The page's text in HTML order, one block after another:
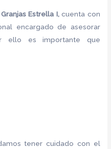
Estrella I,cuenta con
encargado de asesorar
ello es importante que
tener cuidado con el